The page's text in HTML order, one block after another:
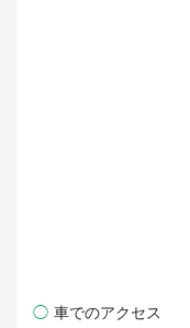
◯ 車でのアクセス